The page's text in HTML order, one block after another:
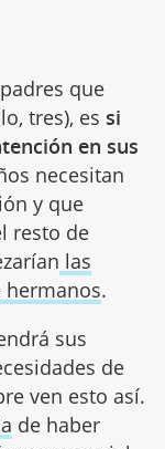
que
tres), es si
en sus
necesitan
y que
resto de
las
hermanos.
sus
de
ven esto así.
de haber